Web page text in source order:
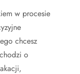
w procesie
chcesz
o